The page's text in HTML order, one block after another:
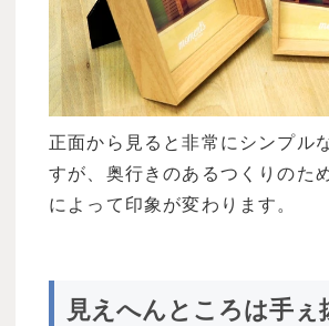
正面から見ると非常にシンプル
すが、奥行きのあるつくりのた
によって印象が変わります。
見えへんところは手ぇ